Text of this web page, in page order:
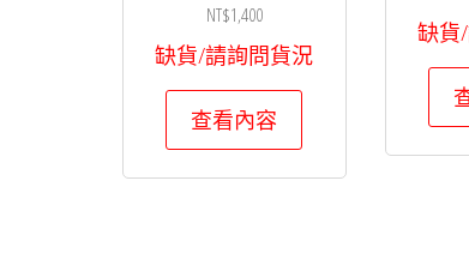
NT$1,400
缺貨/請詢問貨況
查看內容
缺貨